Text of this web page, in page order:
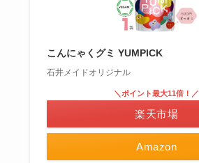
こんにゃくグミ YUMPICK
石井メイドオリジナル
Amazon
＼ポイント最大11倍！／
楽天市場